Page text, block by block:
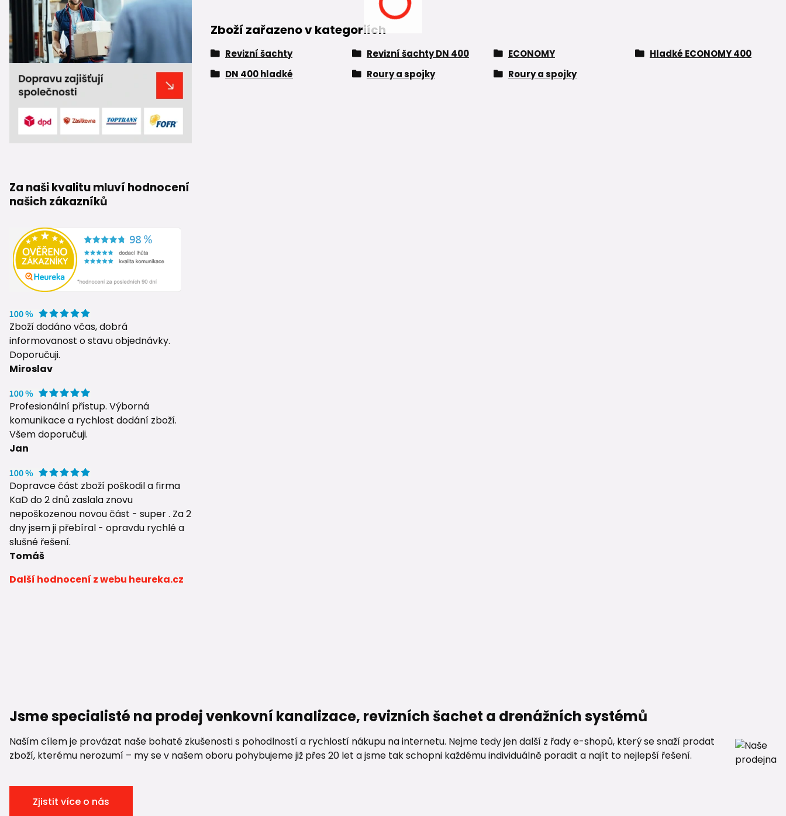
Za naši kvalitu mluví hodnocení
našich zákazníků
Zboží dodáno včas, dobrá
informovanost o stavu objednávky.
Doporučuji.
Miroslav
Profesionální přístup. Výborná
komunikace a rychlost dodání zboží.
Všem doporučuji.
Jan
Dopravce část zboží poškodil a firma
KaD do 2 dnů zaslala znovu
nepoškozenou novou část - super . Za 2
dny jsem ji přebíral - opravdu rychlé a
slušné řešení.
Tomáš
Další hodnocení z webu heureka.cz
Zboží zařazeno v kategoriích
Revizní šachty Revizní šachty DN 400 ECONOMY
Hladké ECONOMY 400
DN 400 hladké
Roury a spojky Roury a spojky
Jsme specialisté na prodej venkovní kanalizace, revizních šachet a drenážních systémů
Naším cílem je provázat naše bohaté zkušenosti s pohodlností a rychlostí nákupu na internetu. Nejme tedy jen další z řady e-shopů, který se snaží prodat
zboží, kterému nerozumí – my se v našem oboru pohybujeme již přes 20 let a jsme tak schopni každému individuálně poradit a najít to nejlepší řešení.
Zjistit více o nás